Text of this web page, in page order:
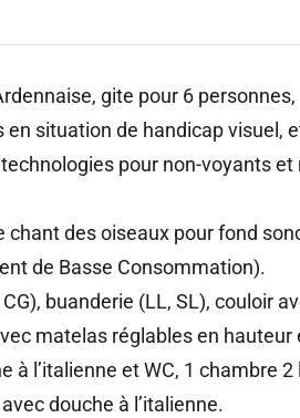
gite pour 6 personnes,
situation de handicap visuel,
pour non-voyants et
chant des oiseaux pour fond
de Basse Consommation).
buanderie (LL, SL), couloir
matelas réglables en hauteur
à l’italienne et WC, 1 chambre 2
douche à l’italienne.